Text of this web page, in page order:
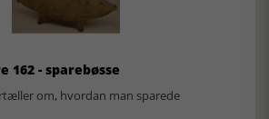
162 - sparebøsse
om, hvordan man sparede